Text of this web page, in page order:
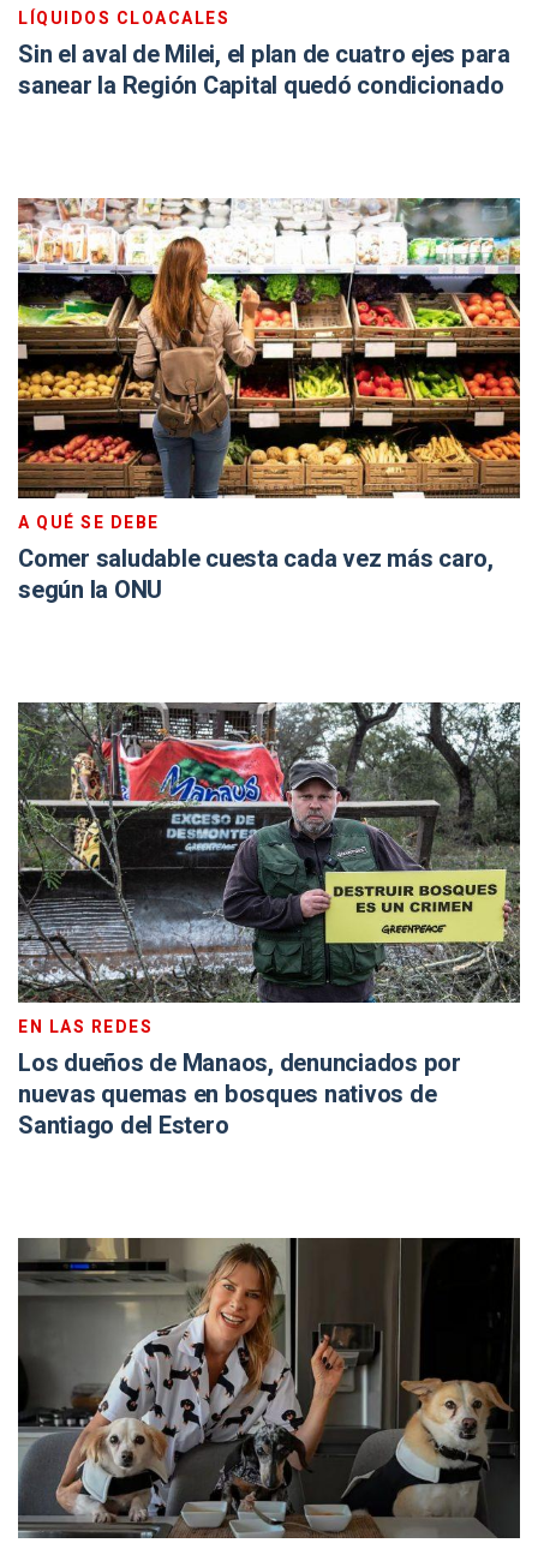
LÍQUIDOS CLOACALES
Sin el aval de Milei, el plan de cuatro ejes para
sanear la Región Capital quedó condicionado
A QUÉ SE DEBE
Comer saludable cuesta cada vez más caro,
según la ONU
EN LAS REDES
Los dueños de Manaos, denunciados por
nuevas quemas en bosques nativos de
Santiago del Estero